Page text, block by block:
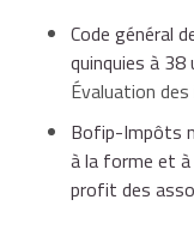
Code général
quinquies à 38
Évaluation
Bofip-Impôts
à la forme et
profit des